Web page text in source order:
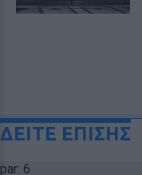
ΔΕΙΤΕ ΕΠΙΣΗΣ
par: 6